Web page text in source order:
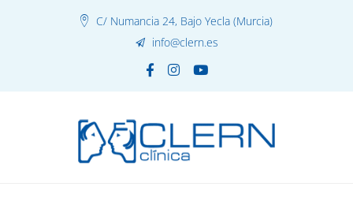
C/ Numancia 24, Bajo Yecla (Murcia)
info@clern.es